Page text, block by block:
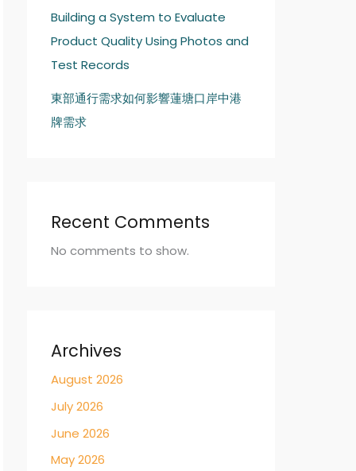
Building a System to Evaluate
Product Quality Using Photos and
Test Records
東部通行需求如何影響蓮塘口岸中港
牌需求
Recent Comments
No comments to show.
Archives
August 2026
July 2026
June 2026
May 2026